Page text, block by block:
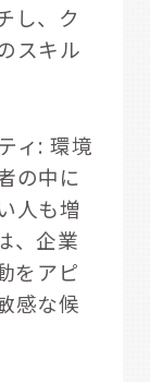
し、ク
スキル
ィ: 環境
の中に
人も増
、企業
をアピ
感な候